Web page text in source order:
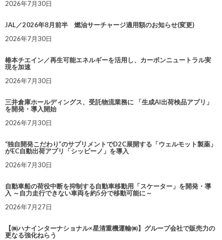
2026年7月30日
JAL／2026年8月前半 燃油サーチャージ適用額のお知らせ(変更)
2026年7月30日
椿本チエイン／再生可能エネルギーを活用し、カーボンニュートラル実
現を加速
2026年7月30日
三井倉庫ホールディングス、受託物流業務に 「生成AI出荷検品アプリ」
を開発・導入開始
2026年7月30日
“独自開発こだわり”のサプリメントでD2C展開する「ウェルモット製薬」
がEC自動出荷アプリ「シッピーノ」を導入
2026年7月30日
自動車船の荷役中断を抑制する自動車移動用「スケーター」を開発・導
入 ～自力走行できない車両を約5分で移動可能に～
2026年7月27日
【㈱ハナインターナショナル×星清重機運輸㈱】グループ会社で販売力の
更なる強化ねらう